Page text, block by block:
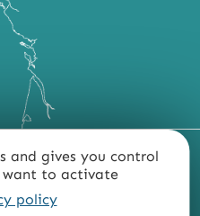
and gives you control
want to activate
policy
PLAN DU SITE